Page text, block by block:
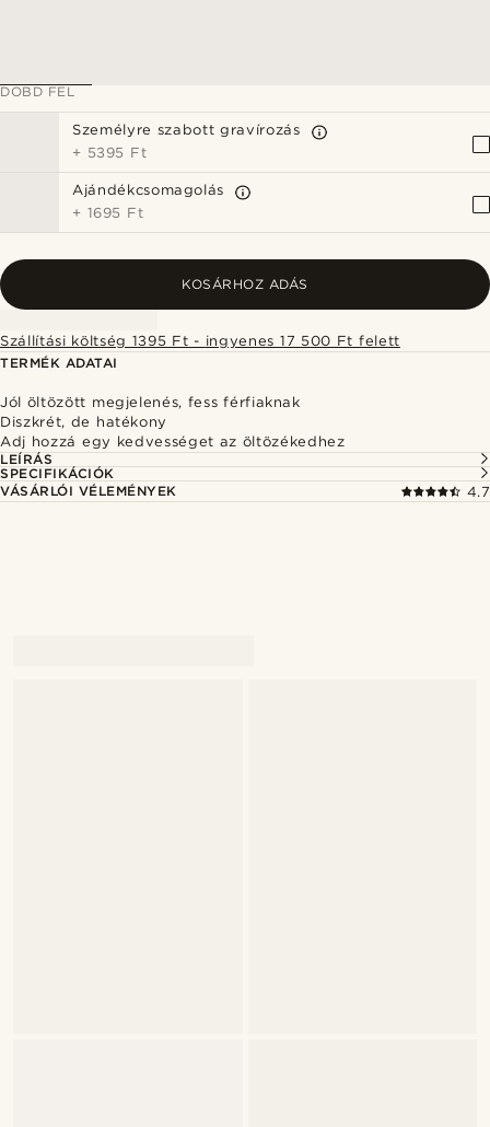
DOBD FEL
Személyre szabott gravírozás
+ 5395 Ft
Ajándékcsomagolás
+ 1695 Ft
KOSÁRHOZ ADÁS
Szállítási költség 1395 Ft - ingyenes 17 500 Ft felett
TERMÉK ADATAI
Jól öltözött megjelenés, fess férfiaknak
Diszkrét, de hatékony
Adj hozzá egy kedvességet az öltözékedhez
LEÍRÁS
SPECIFIKÁCIÓK
VÁSÁRLÓI VÉLEMÉNYEK
4.7